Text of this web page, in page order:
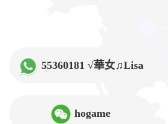
55360181 √華女♫Lisa
hogame